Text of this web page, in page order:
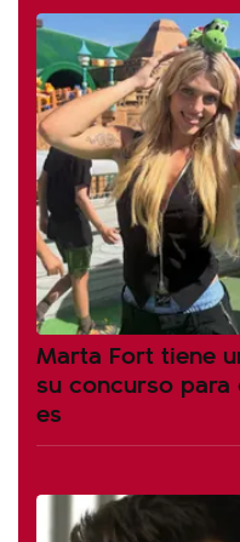
Marta Fort tiene
su concurso
es